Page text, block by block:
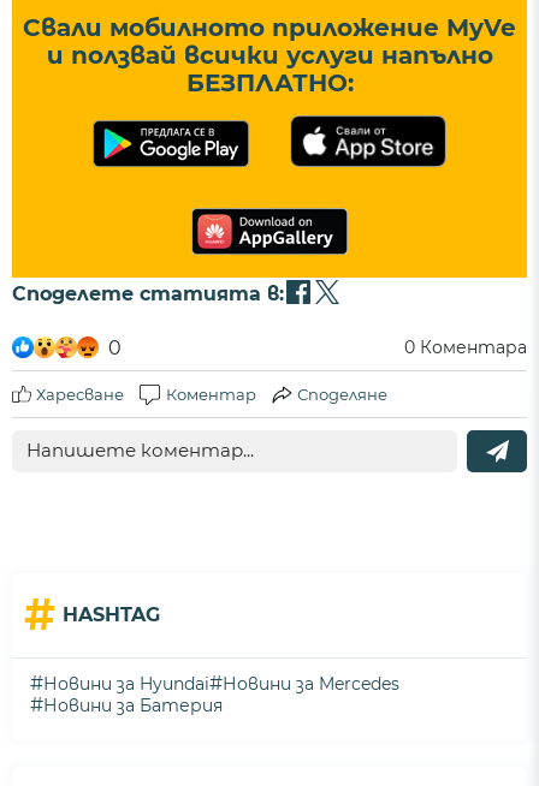
Свали мобилното приложение MyVe
и ползвай всички услуги напълно
БЕЗПЛАТНО:
Споделете статията в:
0 0 Коментара
Харесване Коментар Споделяне
# HASHTAG
#Новини за Hyundai#Новини за Mercedes
#Новини за Батерия